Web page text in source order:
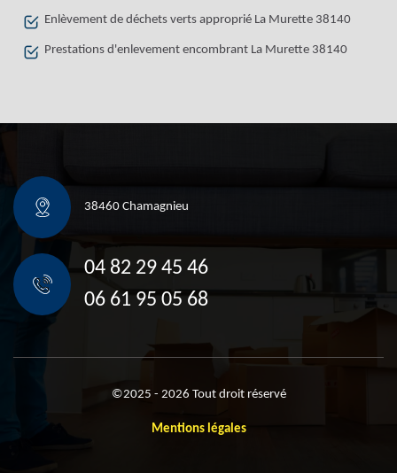
Enlèvement de déchets verts approprié La Murette 38140
Prestations d'enlevement encombrant La Murette 38140
38460 Chamagnieu
04 82 29 45 46
06 61 95 05 68
©2025 - 2026 Tout droit réservé
Mentions légales